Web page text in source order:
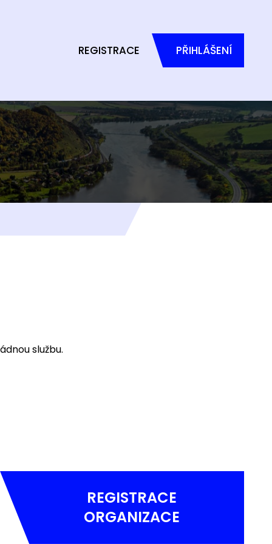
REGISTRACE PŘIHLÁŠENÍ
službu.
REGISTRACE
ORGANIZACE